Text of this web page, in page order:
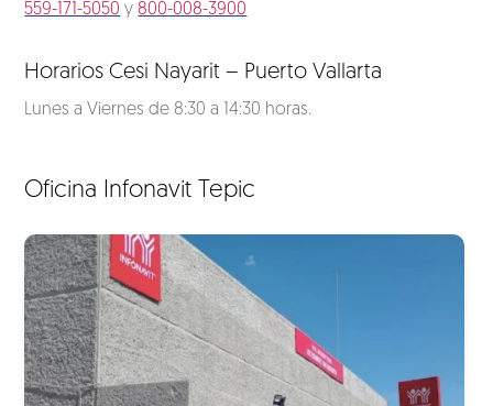
559-171-5050 y800-008-3900
Horarios Cesi Nayarit – Puerto Vallarta
Lunes a Viernes de 8:30 a 14:30 horas.
Oficina Infonavit Tepic